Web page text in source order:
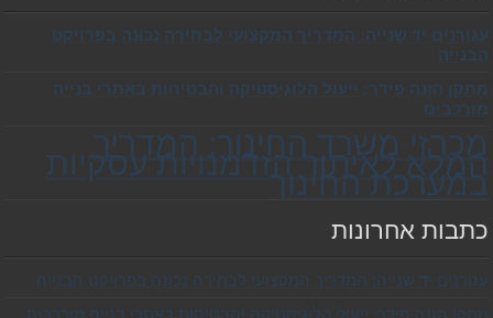
עגורנים יד שנייה: המדריך המקצועי לבחירה נכונה בפרויקט
הבנייה
מתקן הזנה פידר: ייעול הלוגיסטיקה והבטיחות באתרי בנייה
מורכבים
מכרזי משרד החינוך: המדריך
המלא לאיתור הזדמנויות עסקיות
במערכת החינוך
כתבות אחרונות
עגורנים יד שנייה: המדריך המקצועי לבחירה נכונה בפרויקט הבנייה
מתקן הזנה פידר: ייעול הלוגיסטיקה והבטיחות באתרי בנייה מורכבים